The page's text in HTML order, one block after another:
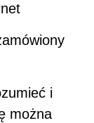
i
można